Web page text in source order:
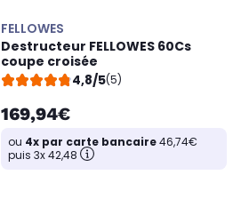
FELLOWES
Destructeur FELLOWES 60Cs
coupe croisée
4,8/5(5)
169,94€
ou 4x par carte bancaire46,74€
puis 3x 42,48